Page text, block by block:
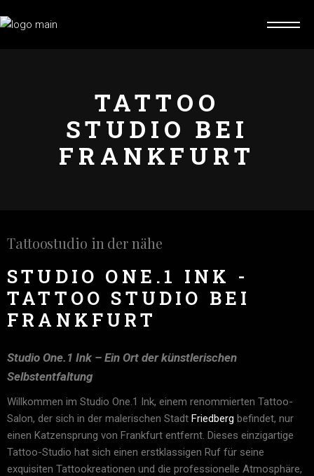
TATTOO
STUDIO BEI
FRANKFURT
Tattoostudio in der nähe
STUDIO ONE.1 INK -
TATTOO STUDIO BEI
FRANKFURT
Studio One.1 Ink – Ein Ort der künstlerischen
Selbstentfaltung
Willkommen im Studio One.1 Ink, einem renommierten Tattoo-
Salon, der sich in der malerischen Stadt Friedberg befindet, nur
einen Katzensprung von Frankfurt entfernt. Dieses einzigartige
Tattoo-Studio hat sich einen erstklassigen Ruf für seine
exquisiten Tattookreationen und die professionelle Atmosphäre,